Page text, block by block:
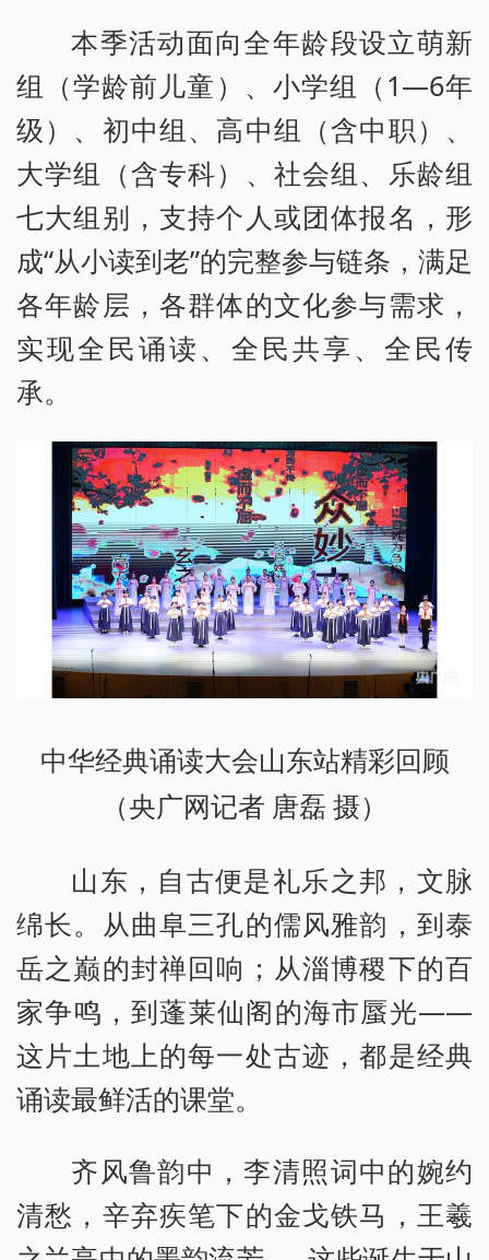
本季活动面向全年龄段设立萌新
组（学龄前儿童）、小学组（1—6年
级）、初中组、高中组（含中职）、
大学组（含专科）、社会组、乐龄组
七大组别，支持个人或团体报名，形
成“从小读到老”的完整参与链条，满足
各年龄层，各群体的文化参与需求，
实现全民诵读、全民共享、全民传
承。
中华经典诵读大会山东站精彩回顾
（央广网记者 唐磊 摄）
山东，自古便是礼乐之邦，文脉
绵长。从曲阜三孔的儒风雅韵，到泰
岳之巅的封禅回响；从淄博稷下的百
家争鸣，到蓬莱仙阁的海市蜃光——
这片土地上的每一处古迹，都是经典
诵读最鲜活的课堂。
齐风鲁韵中，李清照词中的婉约
清愁，辛弃疾笔下的金戈铁马，王羲